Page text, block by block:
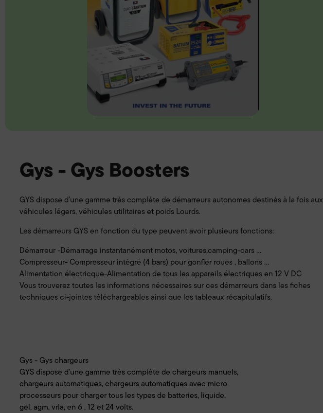
Gys - Gys Boosters
GYS dispose d'une gamme très complète de démarreurs autonomes destinés à la fois aux
véhicules légers, véhicules utilitaires et poids Lourds.
Les démarreurs GYS en fonction du type peuvent avoir plusieurs fonctions:
Démarreur -Démarrage instantanément motos, voitures,camping-cars ...
Compresseur- Compresseur intégré (4 bars) pour gonfler roues , ballons ...
Alimentation électricque-Alimentation de tous les appareils électriques en 12 V DC
Vous trouverez toutes les informations nécessaires sur ces démarreurs dans les fiches
techniques ci-jointes téléchargeables ainsi que les tableaux récapitulatifs.
Gys - Gys chargeurs
GYS dispose d’une gamme très complète de chargeurs manuels,
chargeurs automatiques, chargeurs automatiques avec micro
processeurs pour charger tous les types de batteries, liquide,
gel, agm, vrla, en 6 , 12 et 24 volts.